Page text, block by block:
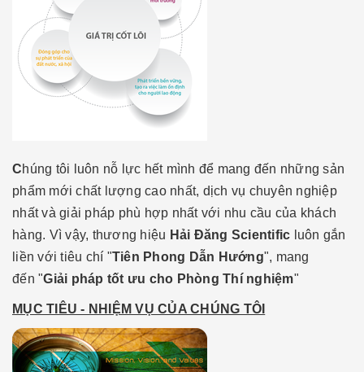
Chúng tôi luôn nỗ lực hết mình để mang đến những sản
phẩm mới chất lượng cao nhất, dịch vụ chuyên nghiệp
nhất và giải pháp phù hợp nhất với nhu cầu của khách
hàng. Vì vậy, thương hiệu Hải Đăng Scientific luôn gắn
liền với tiêu chí "Tiên Phong Dẫn Hướng", mang
đến "Giải pháp tốt ưu cho Phòng Thí nghiệm"
MỤC TIÊU - NHIỆM VỤ CỦA CHÚNG TÔI